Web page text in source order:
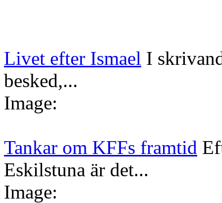
Livet efter Ismael I
besked,...
Image:
Tankar om KFFs framtid
Eskilstuna är det...
Image: